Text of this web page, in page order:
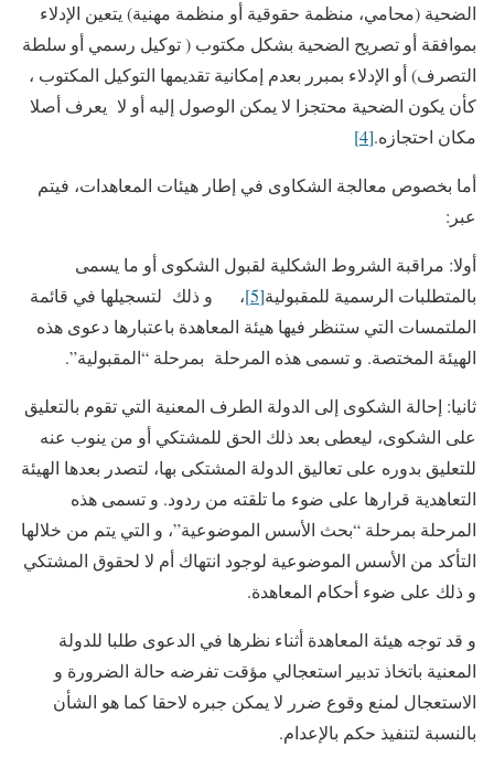
الضحية (محامي، منظمة حقوقية أو منظمة مهنية) يتعين الإدلاء
بموافقة أو تصريح الضحية بشكل مكتوب ( توكيل رسمي أو سلطة
التصرف) أو الإدلاء بمبرر بعدم إمكانية تقديمها التوكيل المكتوب ،
كأن يكون الضحية محتجزا لا يمكن الوصول إليه أو لا يعرف أصلا
مكان احتجازه.[4]
أما بخصوص معالجة الشكاوى في إطار هيئات المعاهدات، فيتم
عبر:
أولا: مراقبة الشروط الشكلية لقبول الشكوى أو ما يسمى
بالمتطلبات الرسمية للمقبولية[5]
، و ذلك لتسجيلها في قائمة
الملتمسات التي ستنظر فيها هيئة المعاهدة باعتبارها دعوى هذه
الهيئة المختصة. و تسمى هذه المرحلة بمرحلة “المقبولية”.
ثانيا: إحالة الشكوى إلى الدولة الطرف المعنية التي تقوم بالتعليق
على الشكوى، ليعطى بعد ذلك الحق للمشتكي أو من ينوب عنه
للتعليق بدوره على تعاليق الدولة المشتكى بها، لتصدر بعدها الهيئة
التعاهدية قرارها على ضوء ما تلقته من ردود. و تسمى هذه
المرحلة بمرحلة “بحث الأسس الموضوعية”، و التي يتم من خلالها
التأكد من الأسس الموضوعية لوجود انتهاك أم لا لحقوق المشتكي
و ذلك على ضوء أحكام المعاهدة.
و قد توجه هيئة المعاهدة أثناء نظرها في الدعوى طلبا للدولة
المعنية باتخاذ تدبير استعجالي مؤقت تفرضه حالة الضرورة و
الاستعجال لمنع وقوع ضرر لا يمكن جبره لاحقا كما هو الشأن
بالنسبة لتنفيذ حكم بالإعدام.